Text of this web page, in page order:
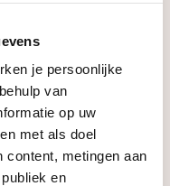
je persoonlijke
van
op uw
met als doel
content, metingen aan
en
in Vancouver